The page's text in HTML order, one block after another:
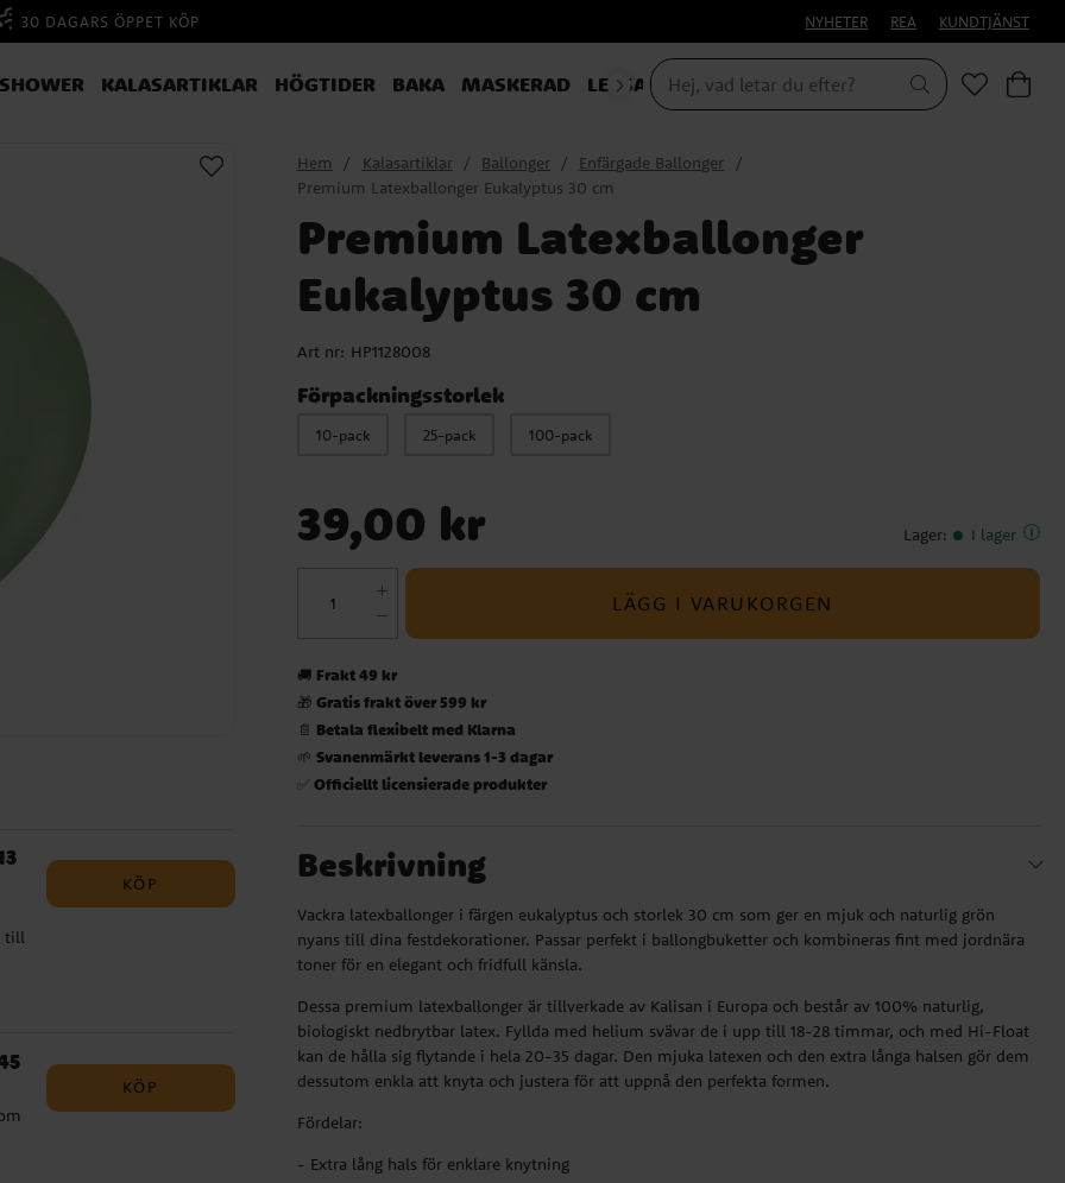
30 DAGARS ÖPPET KÖP NYHETER REA KUNDTJÄNST
KALASARTIKLAR HÖGTIDER BAKA MASKERAD LEKSAKER & PRESENTER
till
-
KÖP
KÖP
Hem Kalasartiklar Ballonger
Enfärgade Ballonger
Premium Latexballonger Eukalyptus 30 cm
Premium Latexballonger
Eukalyptus 30 cm
Art nr: HP1128008
Förpackningsstorlek
10-pack 25-pack 100-pack
39,00 kr Lager: I lager
LÄGG I VARUKORGEN
🚚 Frakt 49 kr
🎁Gratis frakt över 599 kr
📄 Betala flexibelt med Klarna
🌱Svanenmärkt leverans 1-3 dagar
✅Officiellt licensierade produkter
Beskrivning
Vackra latexballonger i färgen eukalyptus och storlek 30 cm som ger en mjuk och naturlig grön
nyans till dina festdekorationer. Passar perfekt i ballongbuketter och kombineras fint med jordnära
toner för en elegant och fridfull känsla.
Dessa premium latexballonger är tillverkade av Kalisan i Europa och består av 100% naturlig,
biologiskt nedbrytbar latex. Fyllda med helium svävar de i upp till 18-28 timmar, och med Hi-Float
kan de hålla sig flytande i hela 20-35 dagar. Den mjuka latexen och den extra långa halsen gör dem
dessutom enkla att knyta och justera för att uppnå den perfekta formen.
Fördelar:
- Extra lång hals för enklare knytning